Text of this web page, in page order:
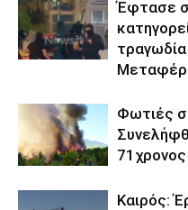
Έφτασε
Φωτιές
Καιρός: